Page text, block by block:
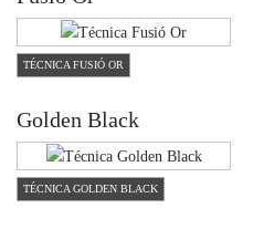
TÉCNICA FUSIÓ OR
Golden Black
TÉCNICA GOLDEN BLACK